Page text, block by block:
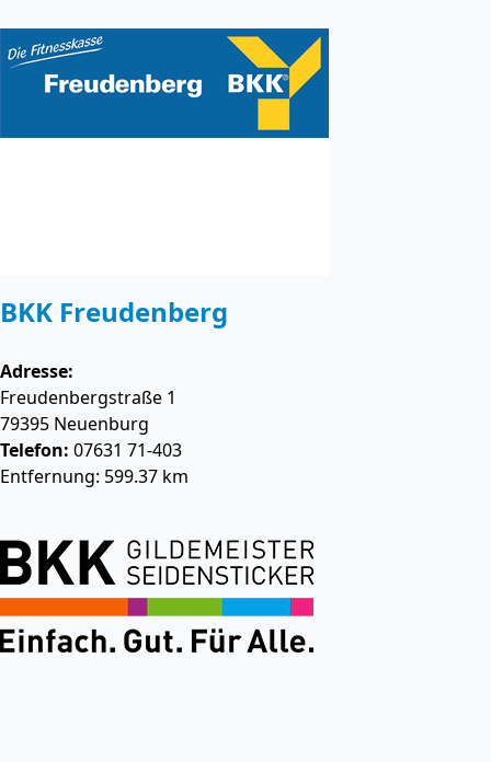
BKK Freudenberg
Adresse:
Freudenbergstraße 1
79395 Neuenburg
Telefon: 07631 71-403
Entfernung: 599.37 km